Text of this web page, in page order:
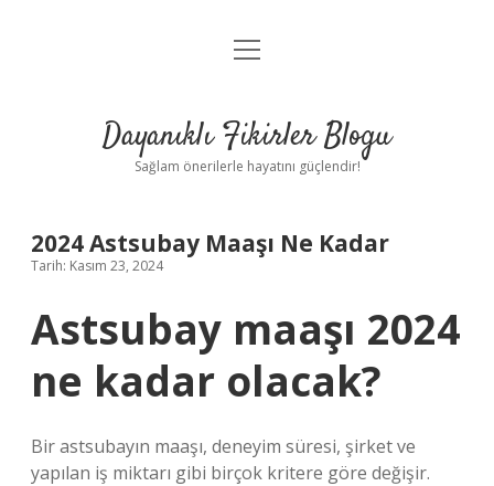
Anasayfa
Yasal Uyarı
menüyü
Dayanıklı Fikirler Blogu
Sağlam önerilerle hayatını güçlendir!
2024 Astsubay Maaşı Ne Kadar
Tarih: Kasım 23, 2024
Astsubay maaşı 2024
ne kadar olacak?
Bir astsubayın maaşı, deneyim süresi, şirket ve
yapılan iş miktarı gibi birçok kritere göre değişir.